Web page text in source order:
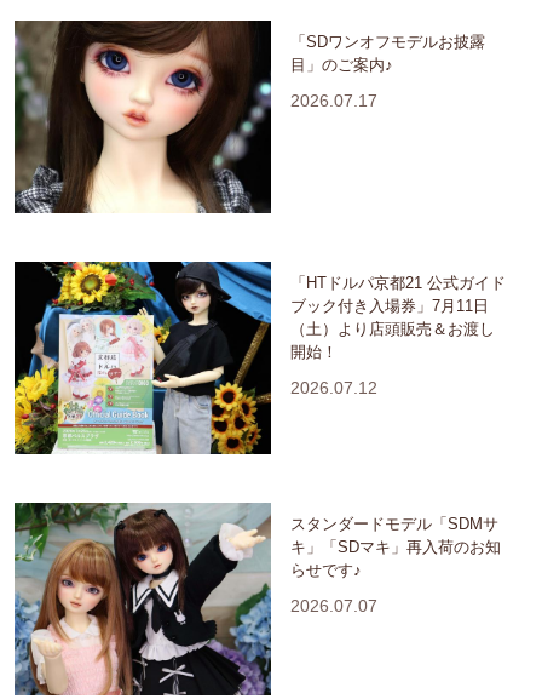
「SDワンオフモデルお披露
目」のご案内♪
2026.07.17
「HTドルパ京都21 公式ガイド
ブック付き入場券」7月11日
（土）より店頭販売＆お渡し
開始！
2026.07.12
スタンダードモデル「SDMサ
キ」「SDマキ」再入荷のお知
らせです♪
2026.07.07